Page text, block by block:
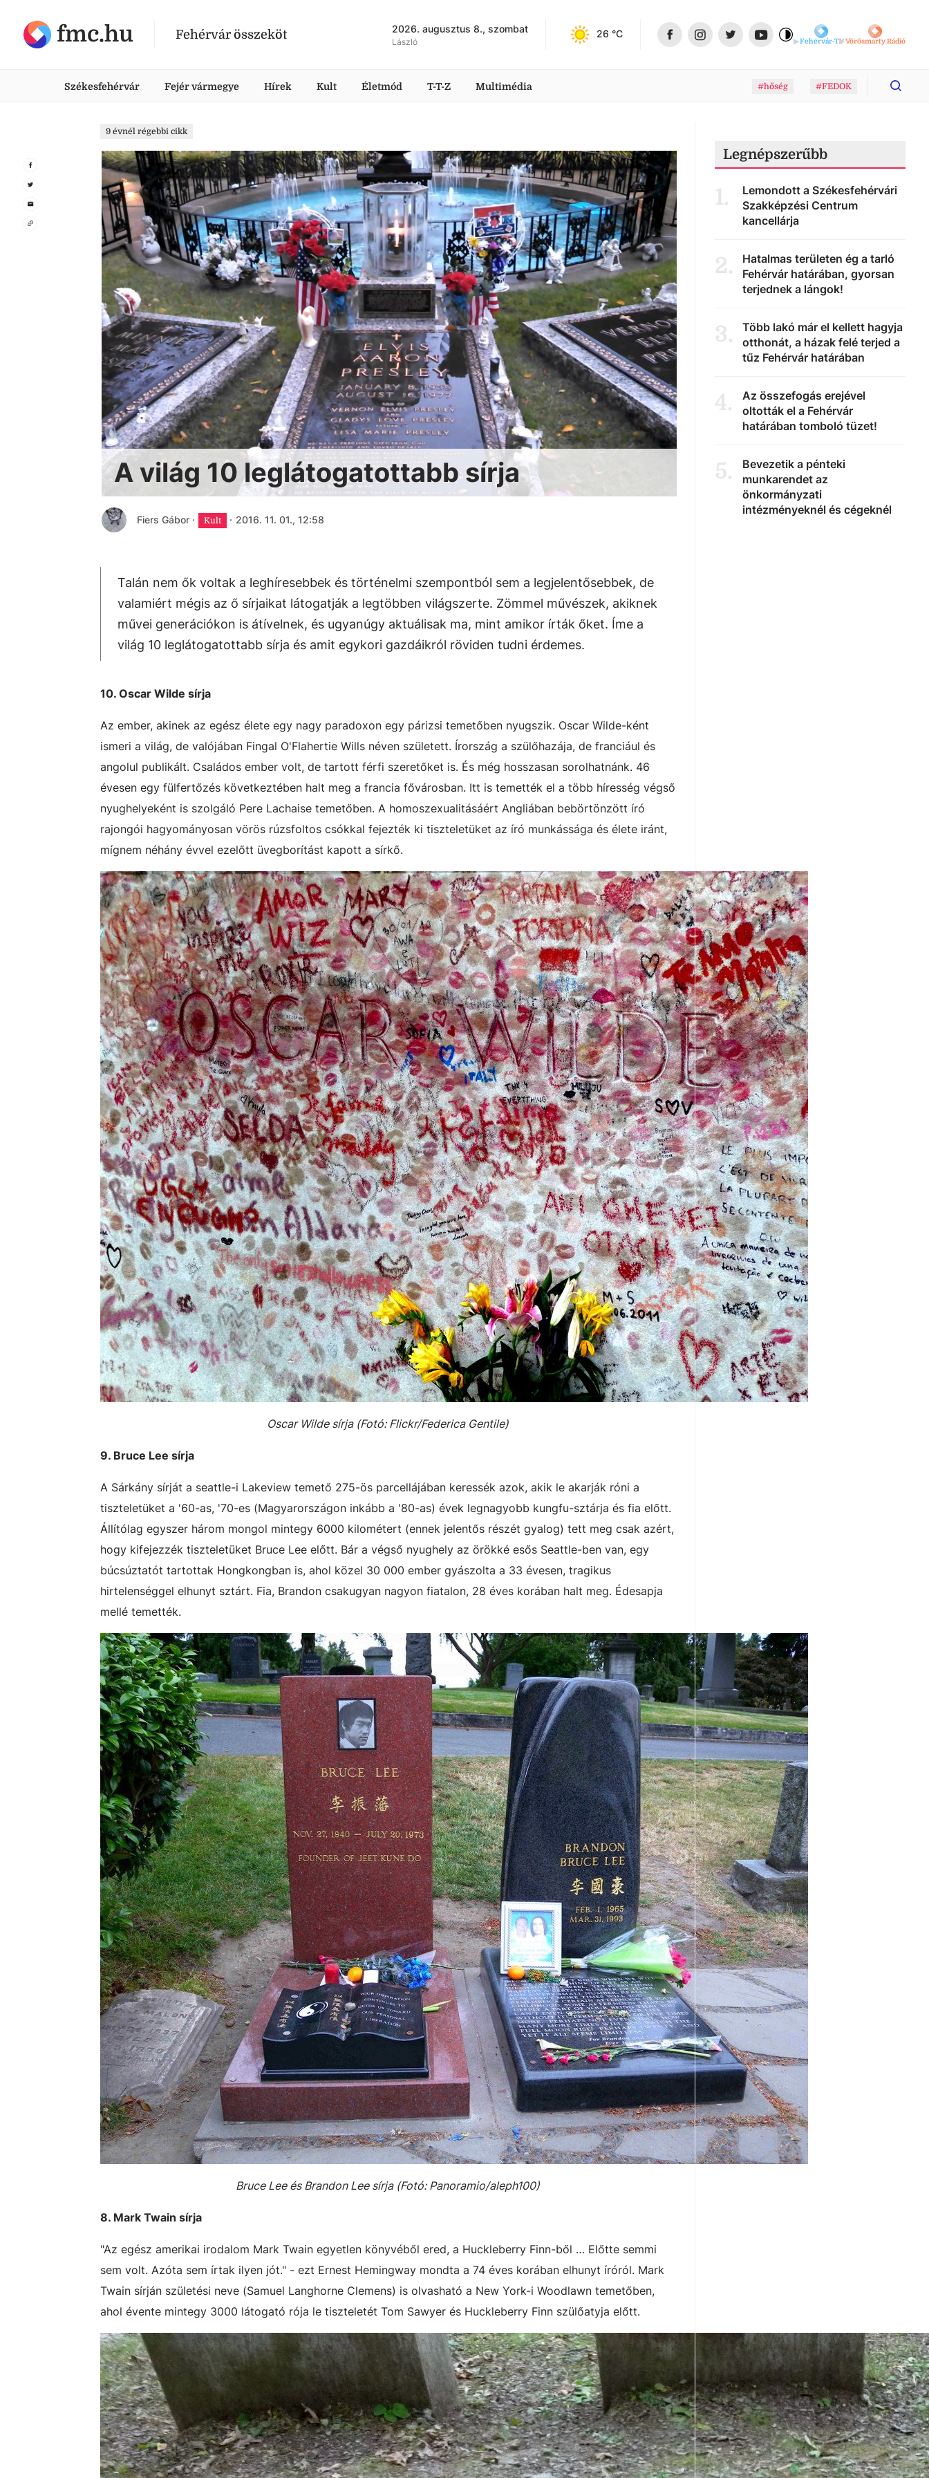
fmc.hu Fehérvár összeköt 2026. augusztus 8., szombat
László
26 °C
Fehérvár-TVVörösmarty Rádió
Székesfehérvár Fejér vármegye Hírek Kult Életmód T-T-Z Multimédia #hőség #FEDOK
9 évnél régebbi cikk
A világ 10 leglátogatottabb sírja
Fiers Gábor · Kult · 2016. 11. 01., 12:58
Talán nem ők voltak a leghíresebbek és történelmi szempontból sem a legjelentősebbek, de
valamiért mégis az ő sírjaikat látogatják a legtöbben világszerte. Zömmel művészek, akiknek
művei generációkon is átívelnek, és ugyanúgy aktuálisak ma, mint amikor írták őket. Íme a
világ 10 leglátogatottabb sírja és amit egykori gazdáikról röviden tudni érdemes.
10. Oscar Wilde sírja
Az ember, akinek az egész élete egy nagy paradoxon egy párizsi temetőben nyugszik. Oscar Wilde-ként
ismeri a világ, de valójában Fingal O'Flahertie Wills néven született. Írország a szülőhazája, de franciául és
angolul publikált. Családos ember volt, de tartott férfi szeretőket is. És még hosszasan sorolhatnánk. 46
évesen egy fülfertőzés következtében halt meg a francia fővárosban. Itt is temették el a több híresség végső
nyughelyeként is szolgáló Pere Lachaise temetőben. A homoszexualitásáért Angliában bebörtönzött író
rajongói hagyományosan vörös rúzsfoltos csókkal fejezték ki tiszteletüket az író munkássága és élete iránt,
mígnem néhány évvel ezelőtt üvegborítást kapott a sírkő.
Oscar Wilde sírja (Fotó: Flickr/Federica Gentile)
9. Bruce Lee sírja
A Sárkány sírját a seattle-i Lakeview temető 275-ös parcellájában keressék azok, akik le akarják róni a
tiszteletüket a '60-as, '70-es (Magyarországon inkább a '80-as) évek legnagyobb kungfu-sztárja és fia előtt.
Állítólag egyszer három mongol mintegy 6000 kilométert (ennek jelentős részét gyalog) tett meg csak azért,
hogy kifejezzék tiszteletüket Bruce Lee előtt. Bár a végső nyughely az örökké esős Seattle-ben van, egy
búcsúztatót tartottak Hongkongban is, ahol közel 30 000 ember gyászolta a 33 évesen, tragikus
hirtelenséggel elhunyt sztárt. Fia, Brandon csakugyan nagyon fiatalon, 28 éves korában halt meg. Édesapja
mellé temették.
Bruce Lee és Brandon Lee sírja (Fotó: Panoramio/aleph100)
8. Mark Twain sírja
"Az egész amerikai irodalom Mark Twain egyetlen könyvéből ered, a Huckleberry Finn-ből … Előtte semmi
sem volt. Azóta sem írtak ilyen jót." - ezt Ernest Hemingway mondta a 74 éves korában elhunyt íróról. Mark
Twain sírján születési neve (Samuel Langhorne Clemens) is olvasható a New York-i Woodlawn temetőben,
ahol évente mintegy 3000 látogató rója le tiszteletét Tom Sawyer és Huckleberry Finn szülőatyja előtt.
Legnépszerűbb
1.
Lemondott a Székesfehérvári
Szakképzési Centrum
kancellárja
2.
Hatalmas területen ég a tarló
Fehérvár határában, gyorsan
terjednek a lángok!
3.
Több lakó már el kellett hagyja
otthonát, a házak felé terjed a
tűz Fehérvár határában
4.
Az összefogás erejével
oltották el a Fehérvár
határában tomboló tüzet!
5.
Bevezetik a pénteki
munkarendet az
önkormányzati
intézményeknél és cégeknél